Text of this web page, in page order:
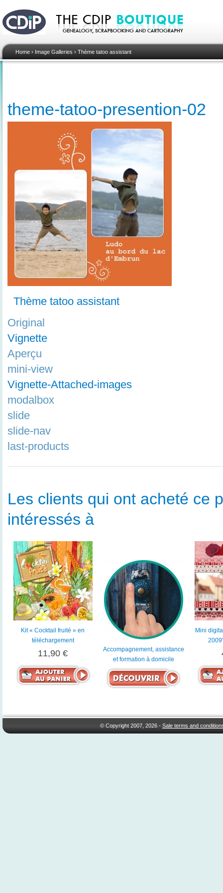
Home › Image Galleries › Thème tatoo assistant
theme-tatoo-presention-02
Thème tatoo assistant
Original
Vignette
Aperçu
mini-view
Vignette-Attached-images
modalbox
slide
slide-nav
last-products
Les clients qui ont acheté ce
intéressés à
Kit « Cocktail fruité » en
téléchargement
11,90 €
Accompagnement, assistance
et formation à domicile
Mini
© Copyright 2007, 2026 -Sale terms and